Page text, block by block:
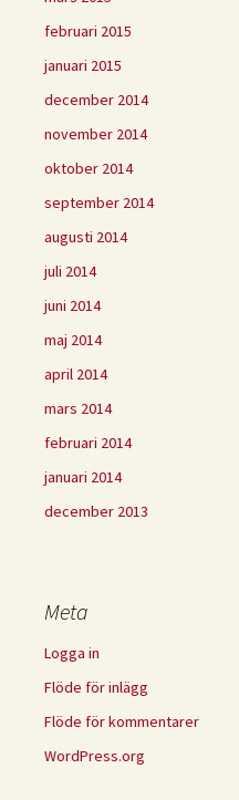
februari 2015
januari 2015
december 2014
november 2014
oktober 2014
september 2014
augusti 2014
juli 2014
juni 2014
maj 2014
april 2014
mars 2014
februari 2014
januari 2014
december 2013
Meta
Logga in
Flöde för inlägg
Flöde för kommentarer
WordPress.org